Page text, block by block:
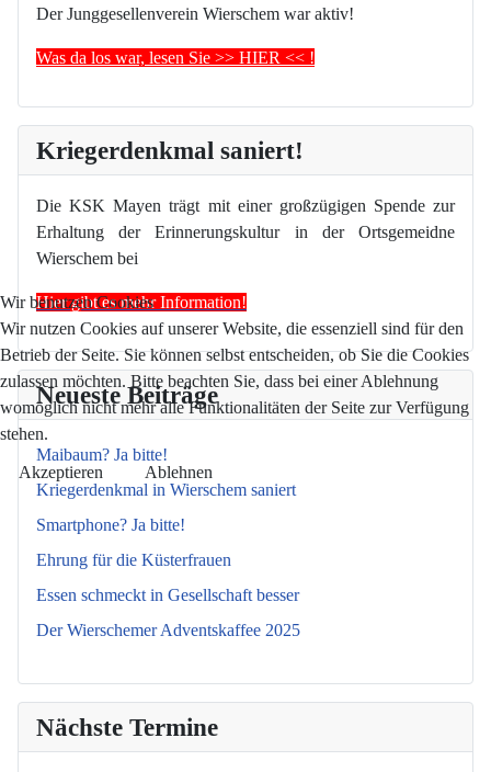
Der Junggesellenverein Wierschem war aktiv!
Was da los war, lesen Sie >> HIER << !
Kriegerdenkmal saniert!
Die KSK Mayen trägt mit einer großzügigen Spende zur
Erhaltung der Erinnerungskultur in der Ortsgemeidne
Wierschem bei
Hier gibt es mehr Information!
Neueste Beiträge
Maibaum? Ja bitte!
Kriegerdenkmal in Wierschem saniert
Smartphone? Ja bitte!
Ehrung für die Küsterfrauen
Essen schmeckt in Gesellschaft besser
Der Wierschemer Adventskaffee 2025
Nächste Termine
Wir benutzen Cookies
Wir nutzen Cookies auf unserer Website, die essenziell sind für den
Betrieb der Seite. Sie können selbst entscheiden, ob Sie die Cookies
zulassen möchten. Bitte beachten Sie, dass bei einer Ablehnung
womöglich nicht mehr alle Funktionalitäten der Seite zur Verfügung
stehen.
Akzeptieren Ablehnen